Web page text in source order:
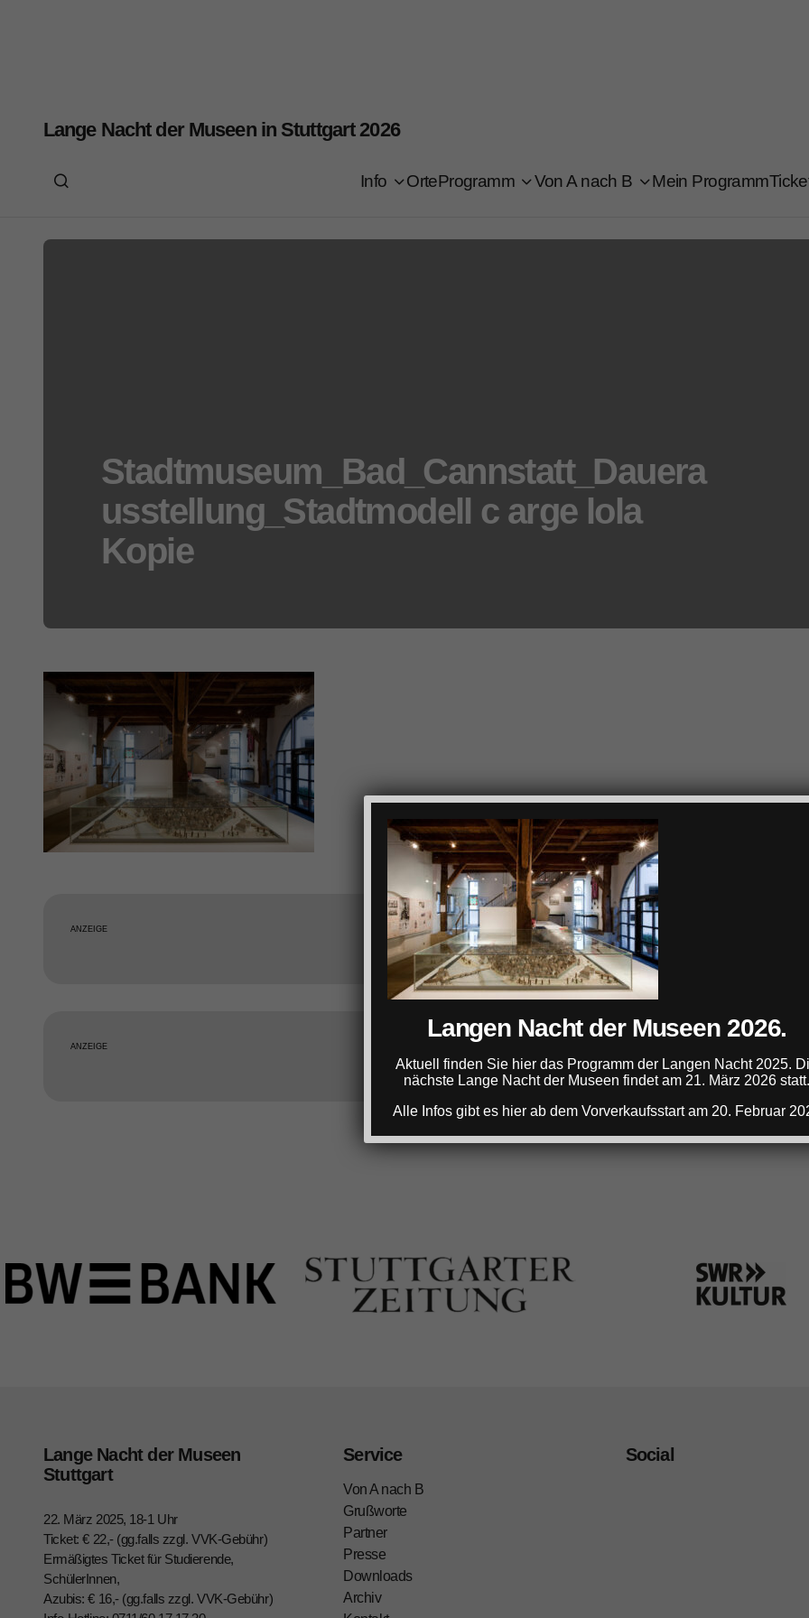
Lange Nacht der Museen in Stuttgart 2026
Info OrteProgramm Von A nach B Mein Programm
Stadtmuseum_Bad_Cannstatt_Dauera
usstellung_Stadtmodell c arge lola
Kopie
ANZEIGE ANZEIGE
ANZEIGE
Lange Nacht der Museen
Stuttgart
22. März 2025, 18-1 Uhr
Ticket: € 22,- (gg.falls zzgl. VVK-Gebühr)
Ermäßigtes Ticket für Studierende,
SchülerInnen,
Azubis: € 16,- (gg.falls zzgl. VVK-Gebühr)
Service
Von A nach B
Grußworte
Partner
Presse
Downloads
Archiv
Social
Langen Nacht der Museen 2026.
Aktuell finden Sie hier das Programm der Langen Nacht 2025.
nächste Lange Nacht der Museen findet am 21. März 2026
Alle Infos gibt es hier ab dem Vorverkaufsstart am 20. Februar